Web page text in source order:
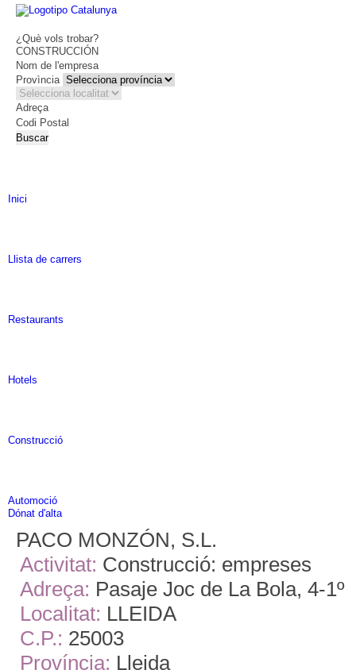
¿Què vols trobar?
CONSTRUCCIÓN
Nom de l'empresa
Provìncia
Adreça
Codi Postal
Inici
Llista de carrers
Restaurants
Hotels
Construcció
Automoció
Dónat d'alta
PACO MONZÓN, S.L.
Activitat: Construcció: empreses
Adreça: Pasaje Joc de La Bola, 4-1º
Localitat: LLEIDA
C.P.: 25003
Província: Lleida